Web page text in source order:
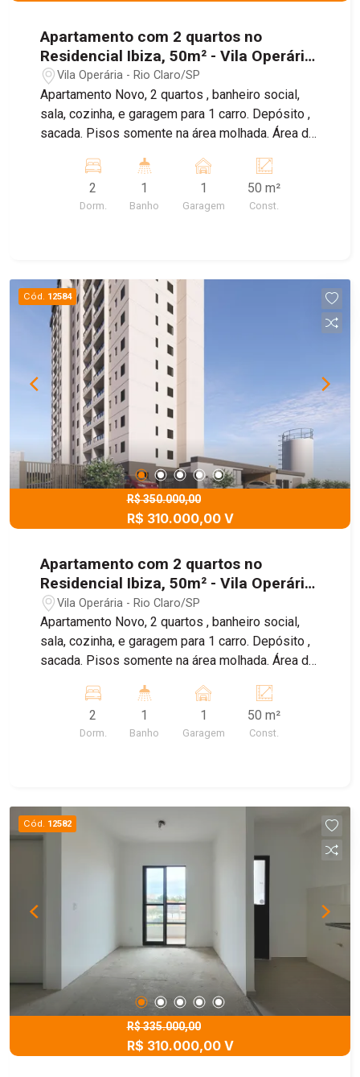
Apartamento com 2 quartos no
Residencial Ibiza, 50m² - Vila Operária,
Rio Claro/SP
Vila Operária - Rio Claro/SP
Apartamento Novo, 2 quartos , banheiro social,
sala, cozinha, e garagem para 1 carro. Depósito ,
sacada. Pisos somente na área molhada. Área de
espaço pets, salão de festas, playground.
2
Dorm.
1
Banho
1
Garagem
50 m²
Const.
Cód. 12584
R$ 350.000,00
R$ 310.000,00 V
Apartamento com 2 quartos no
Residencial Ibiza, 50m² - Vila Operária,
Rio Claro/SP
Vila Operária - Rio Claro/SP
Apartamento Novo, 2 quartos , banheiro social,
sala, cozinha, e garagem para 1 carro. Depósito ,
sacada. Pisos somente na área molhada. Área de
espaço pets, salão de festas, playground.
2
Dorm.
1
Banho
1
Garagem
50 m²
Const.
Cód. 12582
R$ 335.000,00
R$ 310.000,00 V